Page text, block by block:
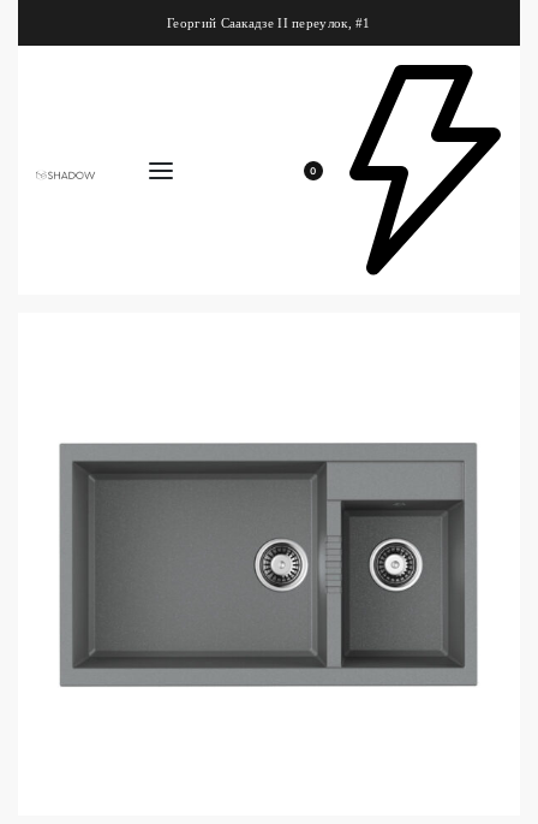
Георгий Саакадзе II переулок, #1
0